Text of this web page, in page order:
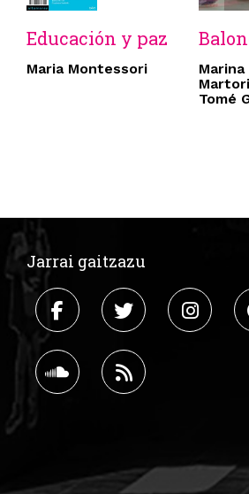
Educación y paz
Maria Montessori
Tomé
Jarrai gaitzazu